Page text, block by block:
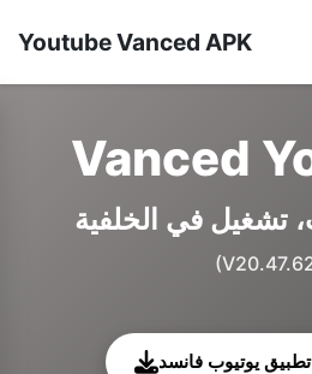
Youtube Vanced APK
Vanced
تشغيل في الخلفية